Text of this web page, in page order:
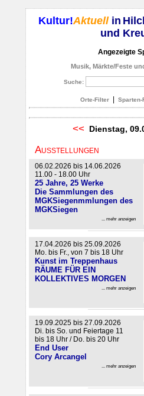
Kultur!Aktuellin
und
Angezeigte
Musik, Märkte/Feste
Suche:
Orte-Filter Sparten-
<< Dienstag,
Ausstellungen
06.02.2026 bis 14.06.2026
11.00 - 18.00 Uhr
25 Jahre, 25 Werke
Die Sammlungen des
MGKSiegenmmlungen des
MGKSiegen
... mehr anzeigen
17.04.2026 bis 25.09.2026
Mo. bis Fr., von 7 bis 18 Uhr
Kunst im Treppenhaus
RÄUME FÜR EIN
KOLLEKTIVES MORGEN
... mehr anzeigen
19.09.2025 bis 27.09.2026
Di. bis So. und Feiertage 11
bis 18 Uhr / Do. bis 20 Uhr
End User
Cory Arcangel
... mehr anzeigen